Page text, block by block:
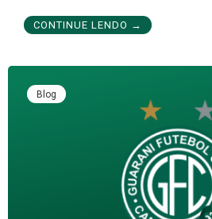
CONTINUE LENDO →
Blog